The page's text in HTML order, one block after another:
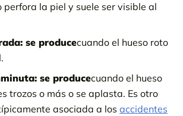
perfora la piel y suele ser visible al
se producecuando el hueso roto
se producecuando el hueso
trozos o más o se aplasta. Es otro
asociada a los accidentes